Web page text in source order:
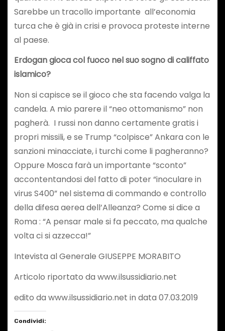
Sarebbe un tracollo importante all’economia
turca che è già in crisi e provoca proteste interne
al paese.
Erdogan gioca col fuoco nel suo sogno di califfato
islamico?
Non si capisce se il gioco che sta facendo valga la
candela. A mio parere il “neo ottomanismo” non
pagherà. I russi non danno certamente gratis i
propri missili, e se Trump “colpisce” Ankara con le
sanzioni minacciate, i turchi come li pagheranno?
Oppure Mosca farà un importante “sconto”
accontentandosi del fatto di poter “inoculare in
virus S400” nel sistema di commando e controllo
della difesa aerea dell’Alleanza? Come si dice a
Roma : “A pensar male si fa peccato, ma qualche
volta ci si azzecca!”
Intevista al Generale GIUSEPPE MORABITO
Articolo riportato da www.ilsussidiario.net
edito da www.ilsussidiario.net in data 07.03.2019
Condividi: